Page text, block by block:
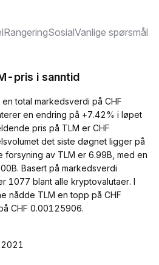
RangeringSosialVanlige spørsmål
pris i sanntid
total markedsverdi på CHF
en endring på +7.42% i løpet
pris på TLM er CHF
det siste døgnet ligger på
forsyning av TLM er 6.99B, med en
Basert på markedsverdi
1077 blant alle kryptovalutaer. I
nådde TLM en topp på CHF
CHF 0.00125906.